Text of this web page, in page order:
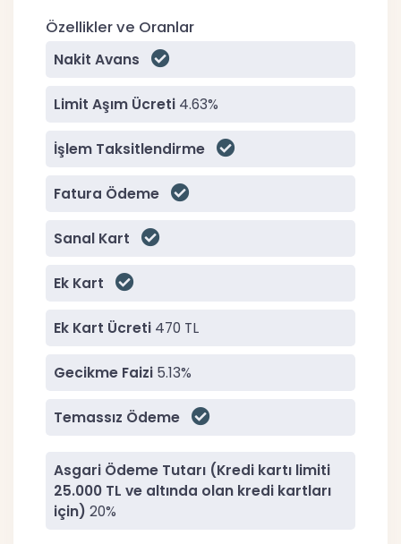
Özellikler ve Oranlar
Nakit Avans
Limit Aşım Ücreti 4.63%
İşlem Taksitlendirme
Fatura Ödeme
Sanal Kart
Ek Kart
Ek Kart Ücreti 470 TL
Gecikme Faizi 5.13%
Temassız Ödeme
Asgari Ödeme Tutarı (Kredi kartı limiti
25.000 TL ve altında olan kredi kartları
için) 20%